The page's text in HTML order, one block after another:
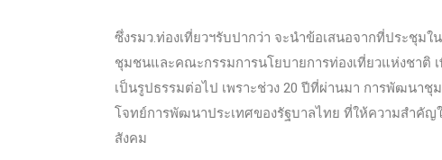
ซึ่งรมว.ท่องเที่ยวฯรับปากว่า จะนำข้อเสนอจากที่ประชุม
ชุมชนและคณะกรรมการนโยบายการท่องเที่ยวแห่งชาติ
เป็นรูปธรรมต่อไป เพราะช่วง 20 ปีที่ผ่านมา การพัฒนา
โจทย์การพัฒนาประเทศของรัฐบาลไทย ที่ให้ความสำคั
สังคม